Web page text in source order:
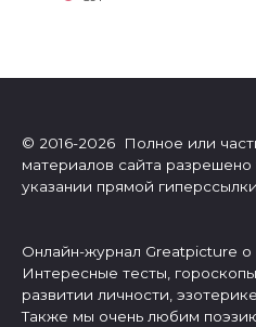
© 2016-2026 Полное или
материалов сайта разрешено
указании прямой
Онлайн-журнал Greatpicture
Интересные тесты,
развитии личности,
Также мы очень любим